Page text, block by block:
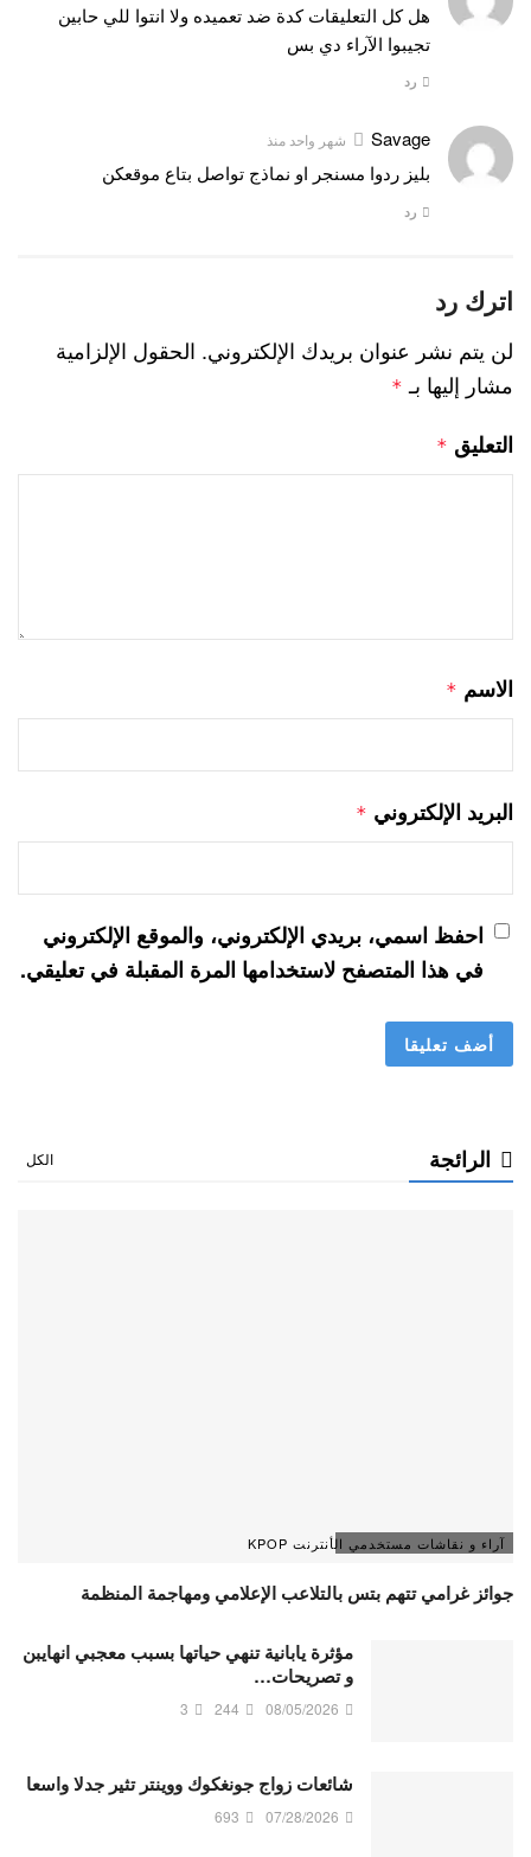
هل كل التعليقات كدة ضد تعميده ولا انتوا للي حابين
تجيبوا الآراء دي بس
رد
Savage شهر واحد منذ
بليز ردوا مسنجر او نماذج تواصل بتاع موقعكن
رد
اترك رد
لن يتم نشر عنوان بريدك الإلكتروني. الحقول الإلزامية
مشار إليها بـ *
التعليق *
الاسم *
البريد الإلكتروني *
احفظ اسمي، بريدي الإلكتروني، والموقع الإلكتروني
في هذا المتصفح لاستخدامها المرة المقبلة في تعليقي.
الرائجة الكل
آراء و نقاشات مستخدمي الأنترنت KPOP
جوائز غرامي تتهم بتس بالتلاعب الإعلامي ومهاجمة المنظمة
مؤثرة يابانية تنهي حياتها بسبب معجبي انهايبن
و تصريحات…
08/05/2026
244
3
شائعات زواج جونغكوك ووينتر تثير جدلا واسعا
07/28/2026
693